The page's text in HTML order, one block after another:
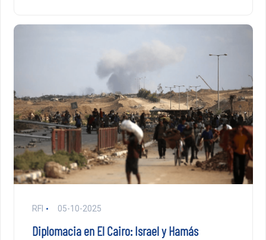
RFI 05-10-2025
Diplomacia en El Cairo: Israel y Hamás